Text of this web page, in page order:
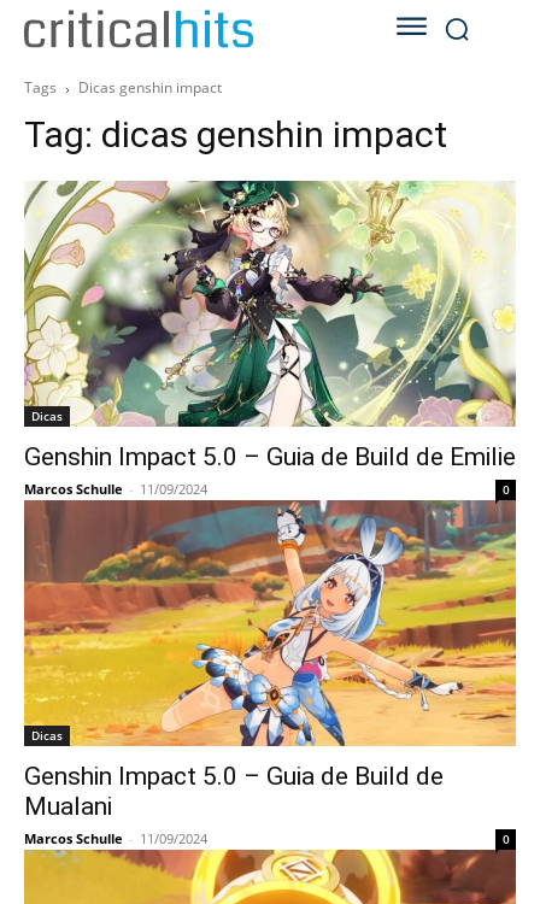
Tags Dicas genshin impact
Tag: dicas genshin impact
Dicas
Genshin Impact 5.0 – Guia de Build de Emilie
Marcos Schulle - 11/09/2024 0
Dicas
Genshin Impact 5.0 – Guia de Build de
Mualani
Marcos Schulle - 11/09/2024 0